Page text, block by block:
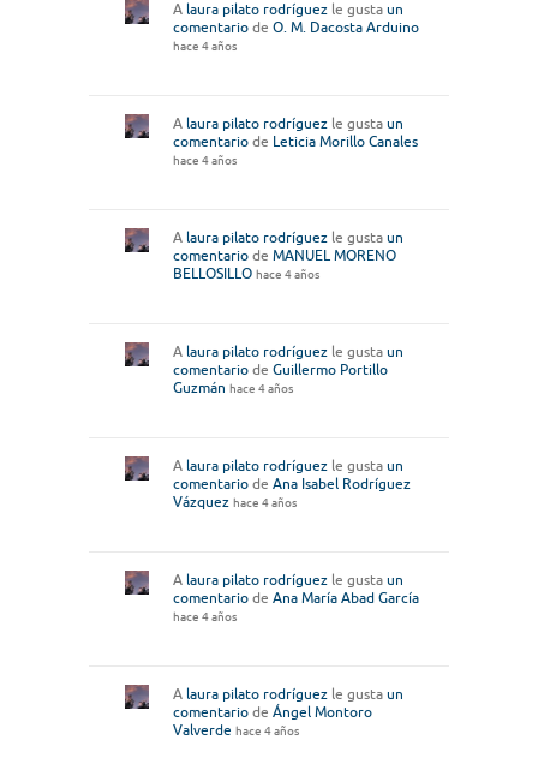
A laura pilato rodríguez le gusta un
comentario de O. M. Dacosta Arduino
hace 4 años
A laura pilato rodríguez le gusta un
comentario de Leticia Morillo Canales
hace 4 años
A laura pilato rodríguez le gusta un
comentario de MANUEL MORENO
BELLOSILLO hace 4 años
A laura pilato rodríguez le gusta un
comentario de Guillermo Portillo
Guzmán hace 4 años
A laura pilato rodríguez le gusta un
comentario de Ana Isabel Rodríguez
Vázquez hace 4 años
A laura pilato rodríguez le gusta un
comentario de Ana María Abad García
hace 4 años
A laura pilato rodríguez le gusta un
comentario de Ángel Montoro
Valverde hace 4 años